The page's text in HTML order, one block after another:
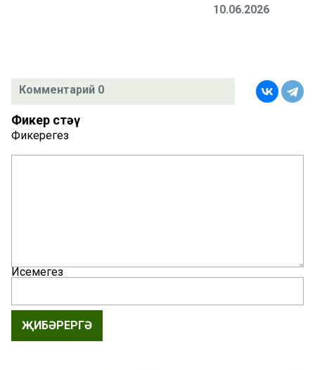
10.06.2026
Комментарий 0
Фикер өстәү
Фикерегез
Исемегез
ҖИБӘРЕРГӘ